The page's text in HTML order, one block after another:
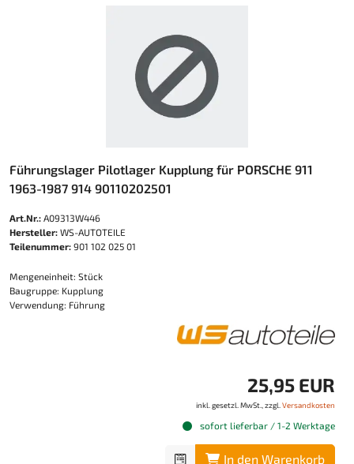
Führungslager Pilotlager Kupplung für PORSCHE 911
1963-1987 914 90110202501
Art.Nr.: A09313W446
Hersteller: WS-AUTOTEILE
Teilenummer: 901 102 025 01
Mengeneinheit: Stück
Baugruppe: Kupplung
Verwendung: Führung
25,95 EUR
inkl. gesetzl. MwSt., zzgl. Versandkosten
sofort lieferbar / 1-2 Werktage
In den Warenkorb